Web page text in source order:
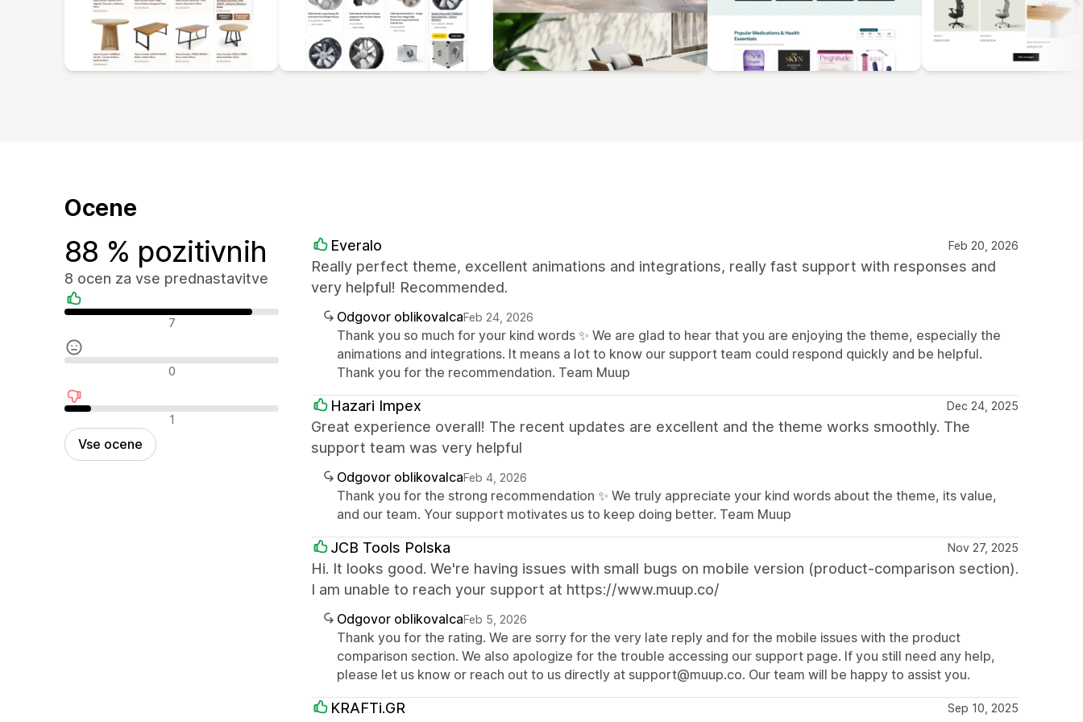
Ocene
88 % pozitivnih
8 ocen za vse prednastavitve
Pozitivne ocene 7
Nevtralne ocene 0
Negativne ocene 1
Vse ocene
Everalo Feb 20, 2026
Really perfect theme, excellent animations and integrations, really fast support with responses and
very helpful! Recommended.
Odgovor oblikovalcaFeb 24, 2026
Thank you so much for your kind words ✨ We are glad to hear that you are enjoying the theme, especially the
animations and integrations. It means a lot to know our support team could respond quickly and be helpful.
Thank you for the recommendation. Team Muup
Hazari Impex Dec 24, 2025
Great experience overall! The recent updates are excellent and the theme works smoothly. The
support team was very helpful
Odgovor oblikovalcaFeb 4, 2026
Thank you for the strong recommendation ✨ We truly appreciate your kind words about the theme, its value,
and our team. Your support motivates us to keep doing better. Team Muup
JCB Tools Polska Nov 27, 2025
Hi. It looks good. We're having issues with small bugs on mobile version (product-comparison section).
I am unable to reach your support at https://www.muup.co/
Odgovor oblikovalcaFeb 5, 2026
Thank you for the rating. We are sorry for the very late reply and for the mobile issues with the product
comparison section. We also apologize for the trouble accessing our support page. If you still need any help,
please let us know or reach out to us directly at support@muup.co. Our team will be happy to assist you.
KRAFTi.GR Sep 10, 2025